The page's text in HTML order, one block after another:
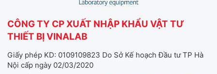
CÔNG TY CP XUẤT NHẬP KHẨU VẬT TƯ
THIẾT BỊ VINALAB
Giấy phép KD: 0109109823 Do Sở Kế hoạch Đầu tư TP Hà
Nội cấp ngày 02/03/2020